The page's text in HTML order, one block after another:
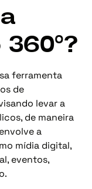
ferramenta
de
levar a
de maneira
a
mídia digital,
eventos,